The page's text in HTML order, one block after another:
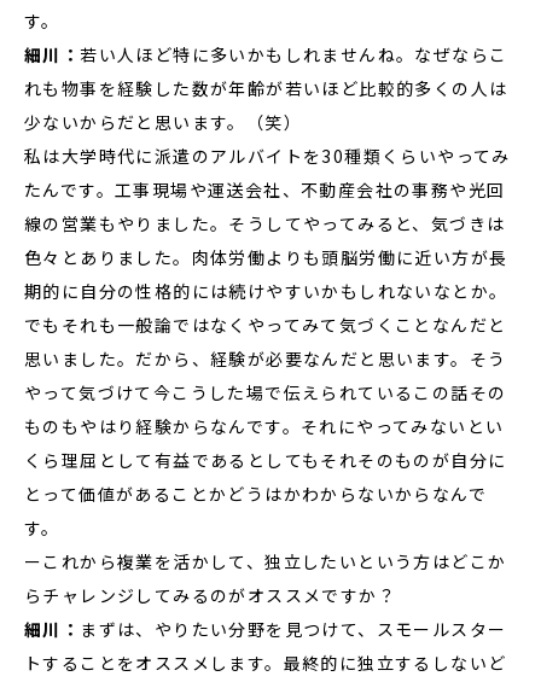
す。
細川：若い人ほど特に多いかもしれませんね。なぜならこ
れも物事を経験した数が年齢が若いほど比較的多くの人は
少ないからだと思います。（笑）
私は大学時代に派遣のアルバイトを30種類くらいやってみ
たんです。工事現場や運送会社、不動産会社の事務や光回
線の営業もやりました。そうしてやってみると、気づきは
色々とありました。肉体労働よりも頭脳労働に近い方が長
期的に自分の性格的には続けやすいかもしれないなとか。
でもそれも一般論ではなくやってみて気づくことなんだと
思いました。だから、経験が必要なんだと思います。そう
やって気づけて今こうした場で伝えられているこの話その
ものもやはり経験からなんです。それにやってみないとい
くら理屈として有益であるとしてもそれそのものが自分に
とって価値があることかどうはかわからないからなんで
す。
ーこれから複業を活かして、独立したいという方はどこか
らチャレンジしてみるのがオススメですか？
細川： まずは、やりたい分野を見つけて、スモールスター
トすることをオススメします。最終的に独立するしないど